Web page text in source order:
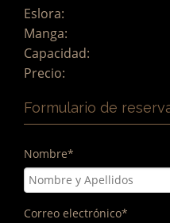
Eslora:
Manga:
Capacidad:
Precio:
Formulario de
Nombre*
Correo electrónico*